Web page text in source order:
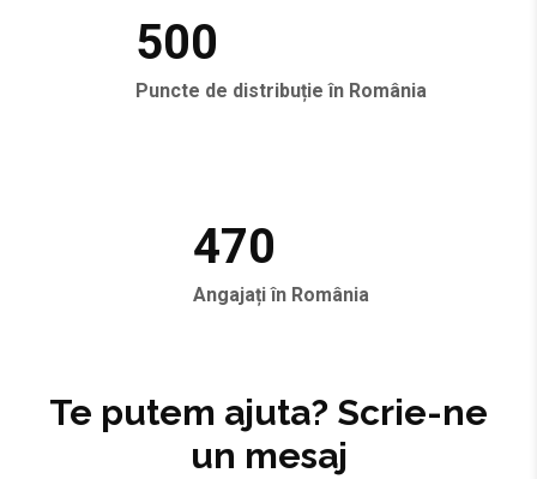
500
Puncte de distribuție în România
470
Angajați în România
Te putem ajuta? Scrie-ne
un mesaj